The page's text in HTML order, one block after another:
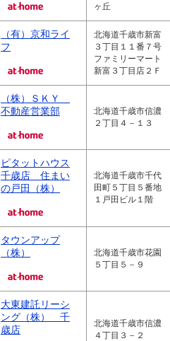
ヶ丘
（有）京和ライ
フ
北海道千歳市新富
３丁目１１番７号
ファミリーマート
新富３丁目店２Ｆ
（株）ＳＫＹ
不動産営業部
北海道千歳市信濃
２丁目４－１３
ピタットハウス
千歳店 住まい
の戸田（株）
北海道千歳市千代
田町５丁目５番地
１戸田ビル１階
タウンアップ
（株）
北海道千歳市花園
５丁目５－９
大東建託リーシ
ング（株） 千
歳店
北海道千歳市信濃
４丁目３－２